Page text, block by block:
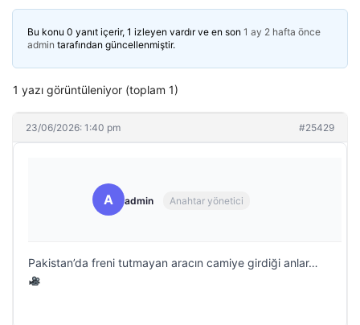
Bu konu 0 yanıt içerir, 1 izleyen vardır ve en son 1 ay 2 hafta önce
admin tarafından güncellenmiştir.
1 yazı görüntüleniyor (toplam 1)
23/06/2026: 1:40 pm #25429
A admin Anahtar yönetici
Pakistan’da freni tutmayan aracın camiye girdiği anlar…